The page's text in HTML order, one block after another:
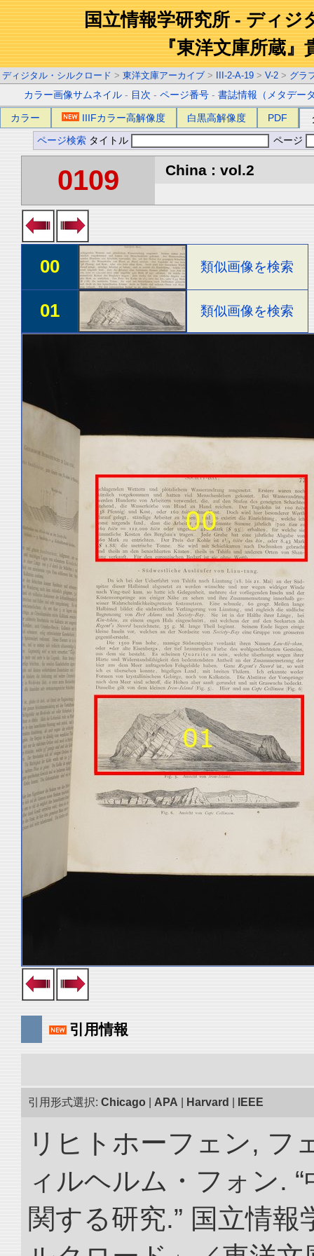
国立情報学研究所 - ディジ
『東洋文庫所蔵』
ディジタル・シルクロード > 東洋文庫アーカイブ > III-2-A-19 > V-2 > グラ
カラー画像サムネイル - 目次 -ページ番号 -書誌情報（メタデー
カラー IIIFカラー高解像度 白黒高解像度 PDF
ページ検索 タイトル ページ
0109 China : vol.2
00 類似画像を検索
01 類似画像を検索
引用情報
引用形式選択: Chicago APA Harvard IEEE
リヒトホーフェン, フ
ィルヘルム・フォン.
関する研究.” 国立情